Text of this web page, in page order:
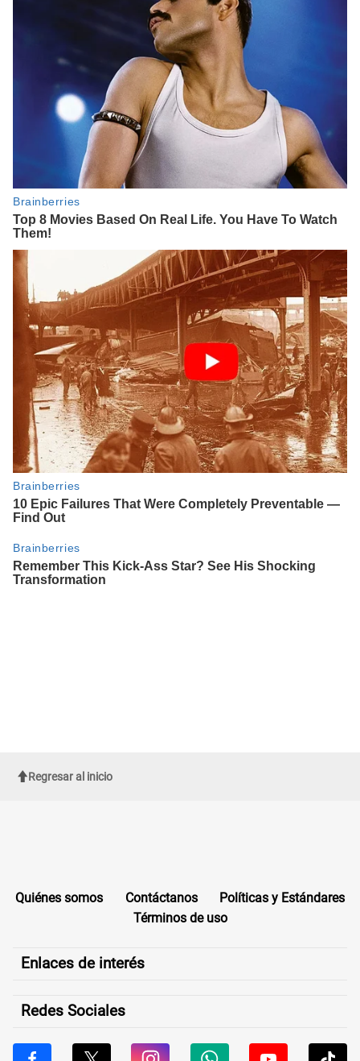
Regresar al inicio
Quiénes somos Contáctanos
Políticas y Estándares
Términos de uso
Enlaces de interés
Redes Sociales